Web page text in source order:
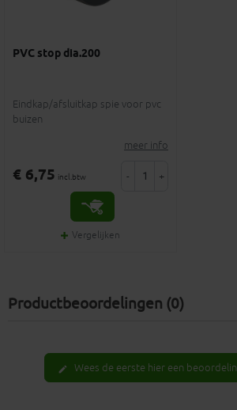
PVC stop dia.200
Eindkap/afsluitkap spie voor pvc
buizen
meer info
€ 6,75 incl.btw - +
Vergelijken
Productbeoordelingen (0)
edit Wees de eerste hier een